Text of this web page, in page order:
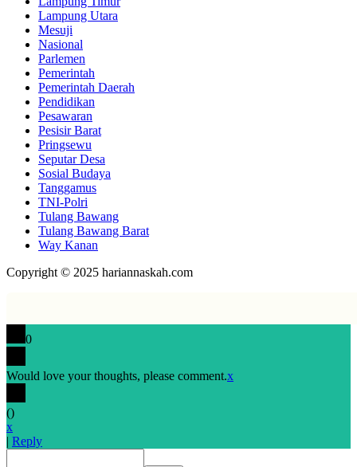
Lampung Utara
Mesuji
Nasional
Parlemen
Pemerintah
Pemerintah Daerah
Pendidikan
Pesawaran
Pesisir Barat
Pringsewu
Seputar Desa
Sosial Budaya
Tanggamus
TNI-Polri
Tulang Bawang
Tulang Bawang Barat
Way Kanan
Copyright © 2025 hariannaskah.com
0
Would love your thoughts, please comment.x
()
x
| Reply